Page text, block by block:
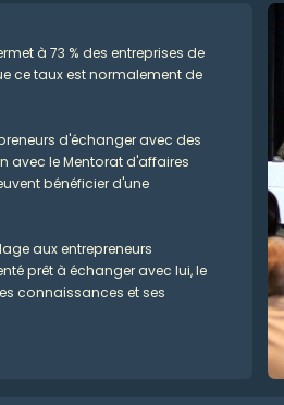
à 73 % des entreprises de
ce taux est normalement de
d'échanger avec des
avec le Mentorat d'affaires
bénéficier d'une
aux entrepreneurs
prêt à échanger avec lui, le
connaissances et ses